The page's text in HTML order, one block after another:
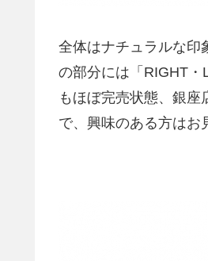
全体はナチュラルな印
の部分には「RIGHT
もほぼ完売状態、銀
で、興味のある方はお